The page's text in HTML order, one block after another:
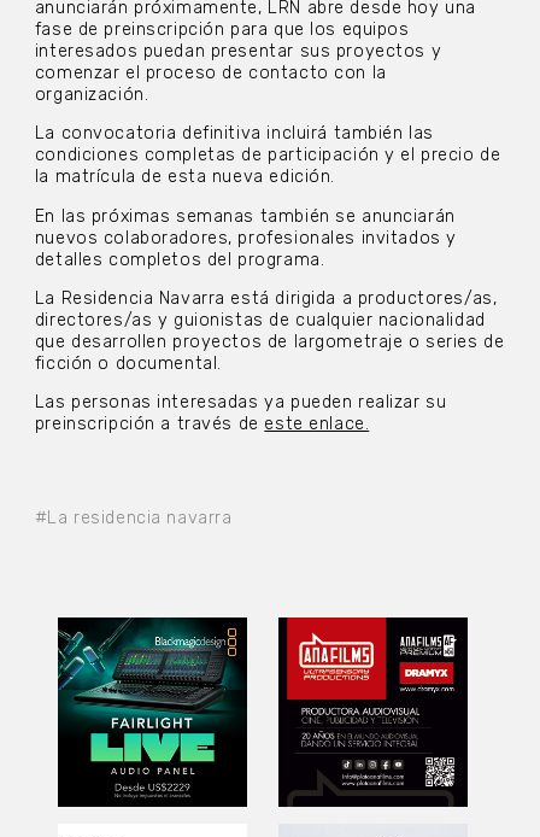
#La residencia navarra
anunciarán próximamente, LRN abre desde hoy una
fase de preinscripción para que los equipos
interesados puedan presentar sus proyectos y
comenzar el proceso de contacto con la
organización.
La convocatoria definitiva incluirá también las
condiciones completas de participación y el precio de
la matrícula de esta nueva edición.
En las próximas semanas también se anunciarán
nuevos colaboradores, profesionales invitados y
detalles completos del programa.
La Residencia Navarra está dirigida a productores/as,
directores/as y guionistas de cualquier nacionalidad
que desarrollen proyectos de largometraje o series de
ficción o documental.
Las personas interesadas ya pueden realizar su
preinscripción a través de este enlace.